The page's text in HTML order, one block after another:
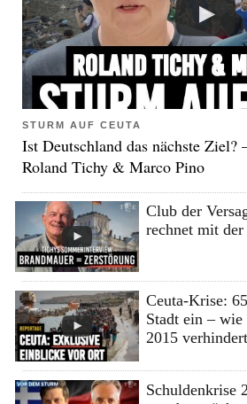
STURM AUF CEUTA
Ist Deutschland das nächste Ziel?
Roland Tichy & Marco Pino
Club der
rechnet mit
Ceuta-Krise:
Stadt ein – wie
2015 verhindert
Schuldenkrise